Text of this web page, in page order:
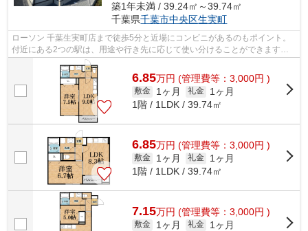
築1年未満 / 39.24㎡～39.74㎡
千葉県千葉市中央区生実町
ローソン 千葉生実町店まで徒歩5分と近場にコンビニがあるのもポイント。
付近にある2つの駅は、用途や行き先に応じて使い分けることができます。
忙しい方にもおすすめの、敷地内ごみ置...
6.85万円 (管理費等：3,000円 )
敷金 1ヶ月 礼金
1ヶ月
1階 / 1LDK / 39.74㎡
6.85万円 (管理費等：3,000円 )
敷金 1ヶ月 礼金
1ヶ月
1階 / 1LDK / 39.74㎡
7.15万円 (管理費等：3,000円 )
敷金 1ヶ月 礼金
1ヶ月